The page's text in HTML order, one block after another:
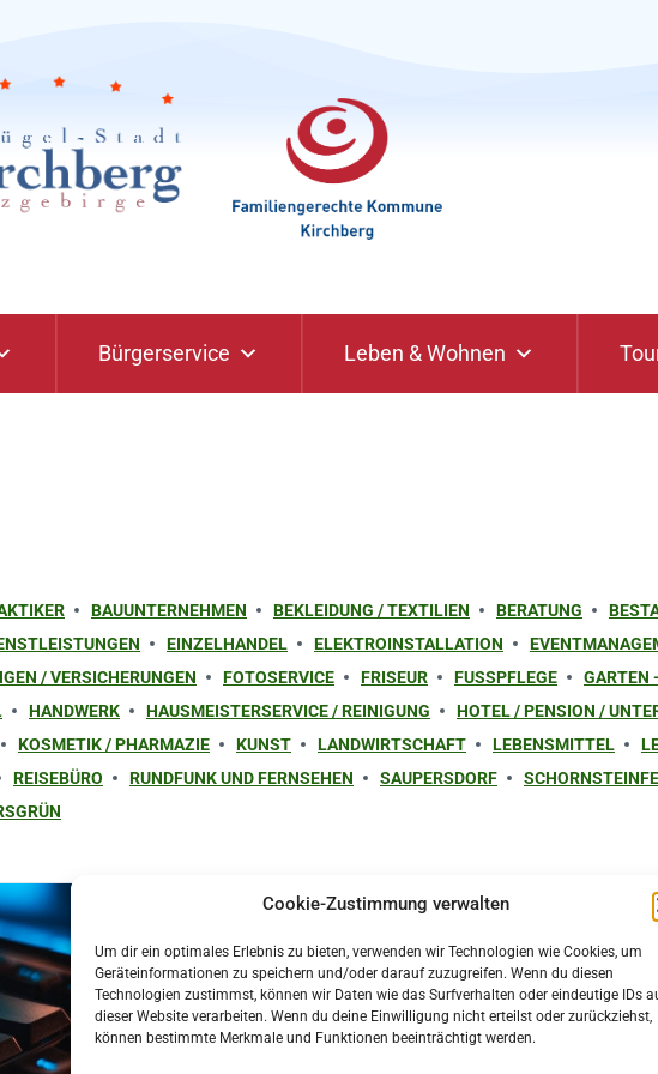
Cookie-Zustimmung verwalten
Um dir ein optimales Erlebnis zu bieten, verwenden wir Technologien wie Cookies, um
Geräteinformationen zu speichern und/oder darauf zuzugreifen. Wenn du diesen
Technologien zustimmst, können wir Daten wie das Surfverhalten oder eindeutige IDs
dieser Website verarbeiten. Wenn du deine Einwilligung nicht erteilst oder zurückziehst,
können bestimmte Merkmale und Funktionen beeinträchtigt werden.
Bürgerservice Leben & Wohnen
BAUUNTERNEHMEN BEKLEIDUNG / TEXTILIEN BERATUNG
EINZELHANDEL ELEKTROINSTALLATION
/ VERSICHERUNGEN FOTOSERVICE FRISEUR FUSSPFLEGE GARTEN
HANDWERK HAUSMEISTERSERVICE / REINIGUNG HOTEL / PENSION /
KOSMETIK / PHARMAZIE KUNST LANDWIRTSCHAFT LEBENSMITTEL
REISEBÜRO RUNDFUNK UND FERNSEHEN SAUPERSDORF